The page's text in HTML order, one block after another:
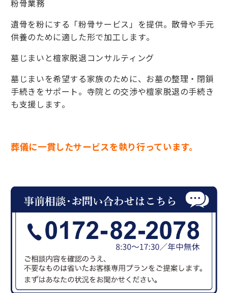
粉骨業務
遺骨を粉にする「粉骨サービス」を提供。散骨や手元
供養のために適した形で加工します​。
墓じまいと檀家脱退コンサルティング
墓じまいを希望する家族のために、お墓の整理・閉鎖
手続きをサポート。寺院との交渉や檀家脱退の手続き
も支援します​。
葬儀に一貫したサービスを執り行っています。